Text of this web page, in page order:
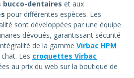
bucco-dentaires et aux
pour différentes espèces. Les
sont développées par une équipe
dévoués, garantissant sécurité
de la gamme Virbac HPM
Les croquettes Virbac
au prix du web sur la boutique de